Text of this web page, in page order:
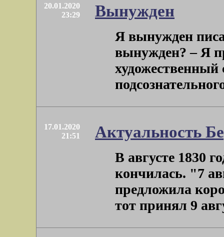
20.01.2020
23:29
Вынужден
Я вынужден
вынужден? – Я
17.01.2020
21:51
Актуальность
В августе 1830
кончилась. "7
предложила
тот принял 9